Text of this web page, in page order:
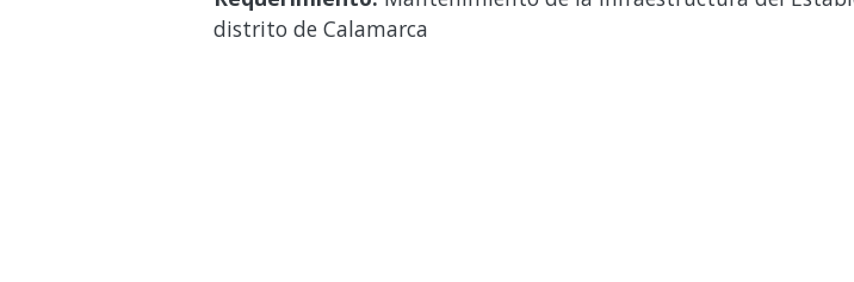
distrito de Calamarca